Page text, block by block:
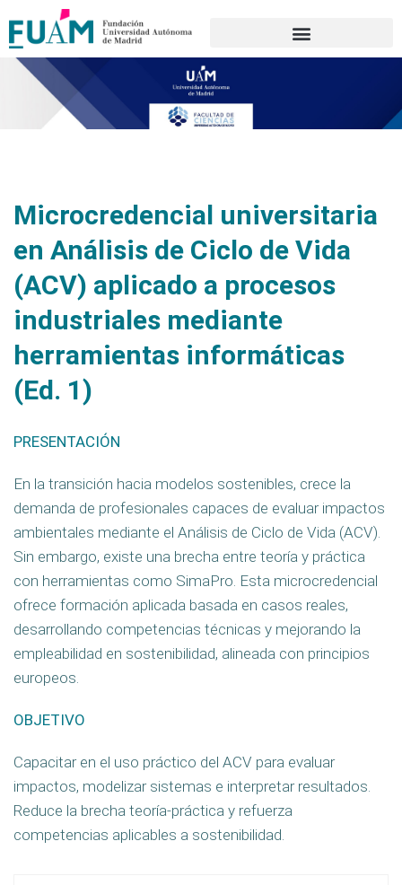
Microcredencial universitaria
en Análisis de Ciclo de Vida
(ACV) aplicado a procesos
industriales mediante
herramientas informáticas
(Ed. 1)
PRESENTACIÓN
En la transición hacia modelos sostenibles, crece la
demanda de profesionales capaces de evaluar impactos
ambientales mediante el Análisis de Ciclo de Vida (ACV).
Sin embargo, existe una brecha entre teoría y práctica
con herramientas como SimaPro. Esta microcredencial
ofrece formación aplicada basada en casos reales,
desarrollando competencias técnicas y mejorando la
empleabilidad en sostenibilidad, alineada con principios
europeos.
OBJETIVO
Capacitar en el uso práctico del ACV para evaluar
impactos, modelizar sistemas e interpretar resultados.
Reduce la brecha teoría-práctica y refuerza
competencias aplicables a sostenibilidad.